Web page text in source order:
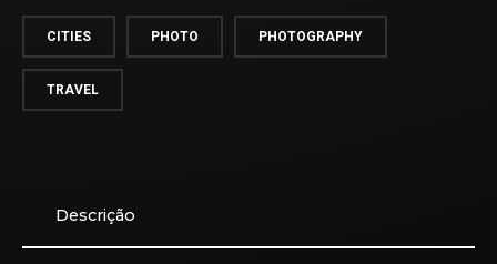
CITIES PHOTO PHOTOGRAPHY
TRAVEL
Descrição